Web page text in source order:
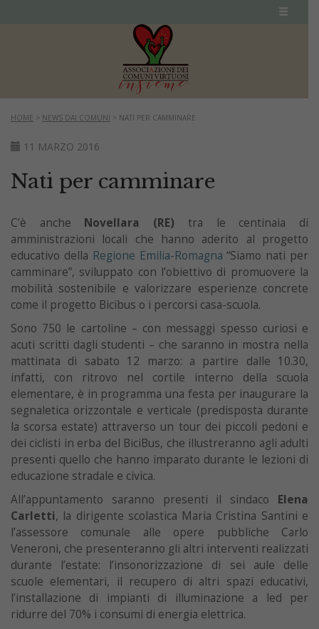
HOME > NEWS DAI COMUNI > NATI PER CAMMINARE
11 MARZO 2016
Nati per camminare
C’è anche Novellara (RE) tra le centinaia di
amministrazioni locali che hanno aderito al progetto
educativo della Regione Emilia-Romagna “Siamo nati per
camminare”, sviluppato con l’obiettivo di promuovere la
mobilità sostenibile e valorizzare esperienze concrete
come il progetto Bicibus o i percorsi casa-scuola.
Sono 750 le cartoline – con messaggi spesso curiosi e
acuti scritti dagli studenti – che saranno in mostra nella
mattinata di sabato 12 marzo: a partire dalle 10.30,
infatti, con ritrovo nel cortile interno della scuola
elementare, è in programma una festa per inaugurare la
segnaletica orizzontale e verticale (predisposta durante
la scorsa estate) attraverso un tour dei piccoli pedoni e
dei ciclisti in erba del BiciBus, che illustreranno agli adulti
presenti quello che hanno imparato durante le lezioni di
educazione stradale e civica.
All’appuntamento saranno presenti il sindaco Elena
Carletti, la dirigente scolastica Maria Cristina Santini e
l’assessore comunale alle opere pubbliche Carlo
Veneroni, che presenteranno gli altri interventi realizzati
durante l’estate: l’insonorizzazione di sei aule delle
scuole elementari, il recupero di altri spazi educativi,
l’installazione di impianti di illuminazione a led per
ridurre del 70% i consumi di energia elettrica.